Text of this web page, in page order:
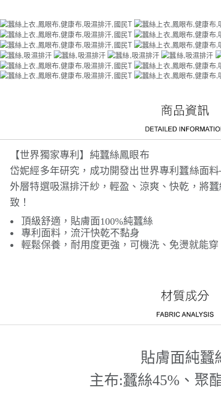
【世界獨家專利】純蠶絲鳳眼布
岱妮經多年研究，成功開發出世界專利蠶絲面
外層特選吸濕排汗紗，輕盈、涼爽、快乾，將
致！
頂級舒適，貼膚面100%純蠶絲
專利面料，流汗快乾不黏身
輕鬆保養，耐用度更強，可機洗、免燙就能穿
貼膚面純蠶
主布:蠶絲45%、聚